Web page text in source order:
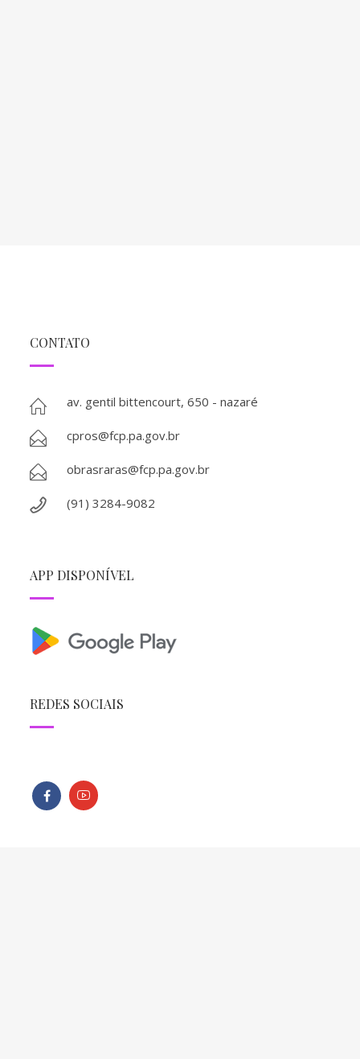
CONTATO
av. gentil bittencourt, 650 - nazaré
cpros@fcp.pa.gov.br
obrasraras@fcp.pa.gov.br
(91) 3284-9082
APP DISPONÍVEL
REDES SOCIAIS